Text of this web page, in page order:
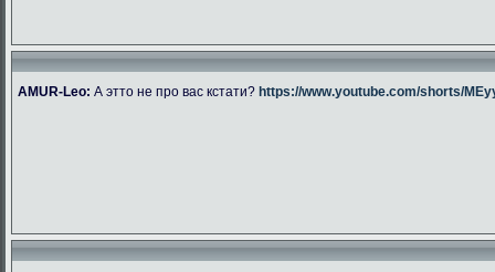
AMUR-Leo: А этто не про вас кстати? https://www.youtube.com/shorts/